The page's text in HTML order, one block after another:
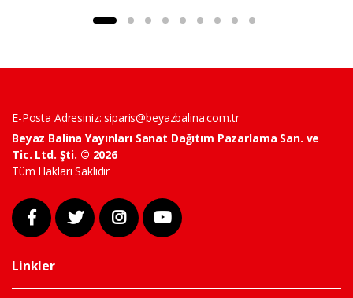
E-Posta Adresiniz:siparis@beyazbalina.com.tr
Beyaz Balina Yayınları Sanat Dağıtım Pazarlama San. ve
Tic. Ltd. Şti. © 2026
Tüm Hakları Saklıdır
Linkler